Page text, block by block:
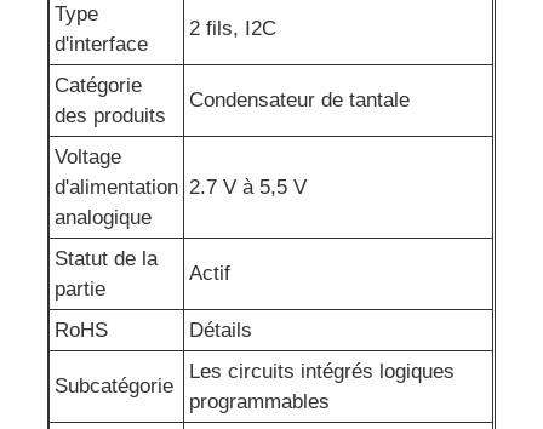
Composants électroniques
Programmeur PLC
Module GPS
Module de radiofréquence
Module de puissance
Relais à semi-conducteur
Type
d'interface
2 fils, I2C
Catégorie
des produits
Condensateur de tantale
Voltage
d'alimentation
analogique
2.7 V à 5,5 V
Statut de la
partie
Actif
RoHS Détails
Subcatégorie
Les circuits intégrés logiques
programmables